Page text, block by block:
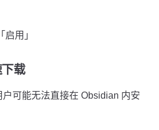
用」
载
可能无法直接在 Obsidian 内安